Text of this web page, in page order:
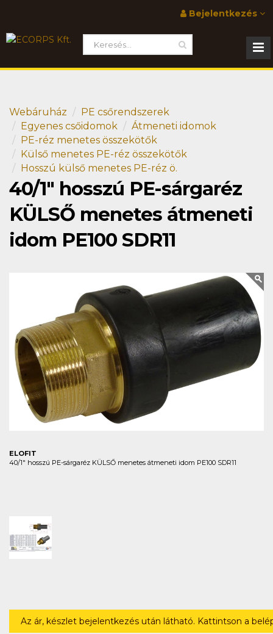
Bejelentkezés
Webáruház
PE csőrendszerek
Egyenes csőidomok
Átmeneti idomok
PE-réz menetes összekötők
Külső menetes PE-réz összekötők
Hosszú külső menetes PE-réz ö.
40/1" hosszú PE-sárgaréz
KÜLSŐ menetes átmeneti
idom PE100 SDR11
ELOFIT
40/1" hosszú PE-sárgaréz KÜLSŐ menetes átmeneti idom PE100 SDR11
Az ár, készlet bejelentkezés után látható. Kattintson a